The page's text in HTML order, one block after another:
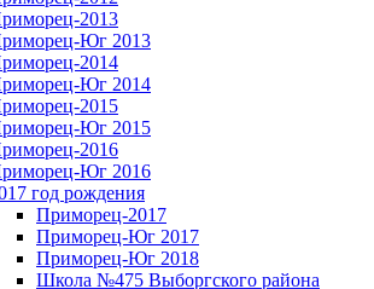
2013
Юг 2013
2014
Юг 2014
2015
Юг 2015
2016
Юг 2016
год рождения
Приморец-2017
Приморец-Юг 2017
Приморец-Юг 2018
Школа №475 Выборгского района